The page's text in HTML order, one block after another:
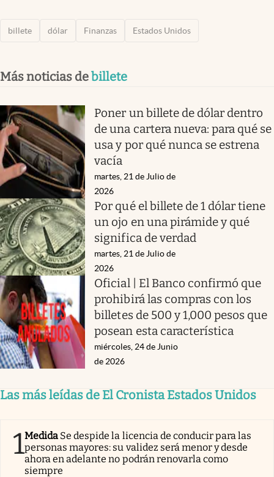
billete dólar Finanzas Estados Unidos
Más noticias debillete
Poner un billete de dólar dentro
de una cartera nueva: para qué se
usa y por qué nunca se estrena
vacía
martes, 21 de Julio de
2026
Por qué el billete de 1 dólar tiene
un ojo en una pirámide y qué
significa de verdad
martes, 21 de Julio de
2026
Oficial | El Banco confirmó que
prohibirá las compras con los
billetes de 500 y 1,000 pesos que
posean esta característica
miércoles, 24 de Junio
de 2026
Las más leídas de El Cronista Estados Unidos
1Medida Se despide la licencia de conducir para las
personas mayores: su validez será menor y desde
ahora en adelante no podrán renovarla como
siempre